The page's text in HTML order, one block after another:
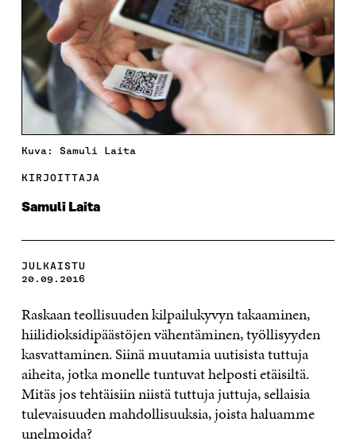
Kuva: Samuli Laita
KIRJOITTAJA
Samuli Laita
JULKAISTU
20.09.2016
Raskaan teollisuuden kilpailukyvyn takaaminen,
hiilidioksidipäästöjen vähentäminen, työllisyyden
kasvattaminen. Siinä muutamia uutisista tuttuja
aiheita, jotka monelle tuntuvat helposti etäisiltä.
Mitäs jos tehtäisiin niistä tuttuja juttuja, sellaisia
tulevaisuuden mahdollisuuksia, joista haluamme
unelmoida?